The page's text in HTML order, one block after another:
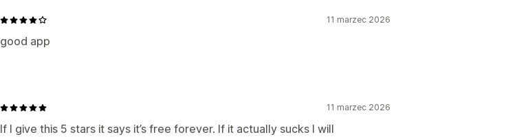
11 marzec 2026
good app
11 marzec 2026
If I give this 5 stars it says it’s free forever. If it actually sucks I will